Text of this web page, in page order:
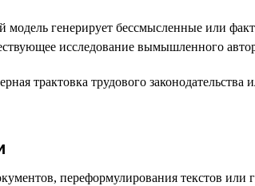
модель генерирует бессмысленные или
исследование вымышленного
трактовка трудового
переформулирования текстов